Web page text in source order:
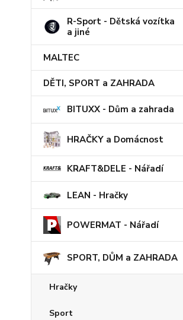
R-Sport - Dětská vozítka
a jiné
MALTEC
DĚTI, SPORT a ZAHRADA
BITUXX - Dům a zahrada
HRAČKY a Domácnost
KRAFT&DELE - Nářadí
LEAN - Hračky
POWERMAT - Nářadí
SPORT, DŮM a ZAHRADA
Hračky
Sport